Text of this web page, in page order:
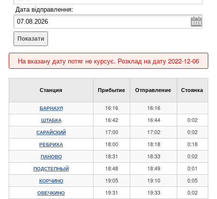
Дата відправлення:
Показати
На вказану дату потяг не курсує. Розклад на дату 2022-12-06
Станция Прибытие Отправление Стоянка
БАРНАУЛ 16:16 16:16
ШТАБКА 16:42 16:44 0:02
САРАЙСКИЙ 17:00 17:02 0:02
РЕБРИХА 18:00 18:18 0:18
ПАНОВО 18:31 18:33 0:02
ПОДСТЕПНЫЙ 18:48 18:49 0:01
КОРЧИНО 19:05 19:10 0:05
ОВЕЧКИНО 19:31 19:33 0:02